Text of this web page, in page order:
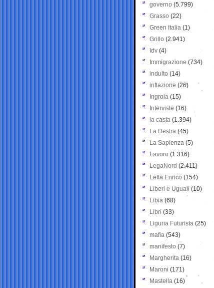
governo (5.799)
Grasso (22)
Green Italia (1)
Grillo (2.941)
Idv (4)
Immigrazione (734)
indulto (14)
inflazione (26)
Ingroia (15)
Interviste (16)
la casta (1.394)
La Destra (45)
La Sapienza (5)
Lavoro (1.316)
LegaNord (2.411)
Letta Enrico (154)
Liberi e Uguali (10)
Libia (68)
Libri (33)
Liguria Futurista (25)
mafia (543)
manifesto (7)
Margherita (16)
Maroni (171)
Mastella (16)